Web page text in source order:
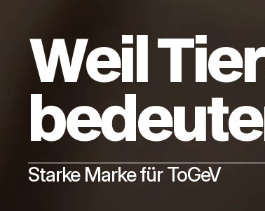
Weil
Starke Marke für ToGeV